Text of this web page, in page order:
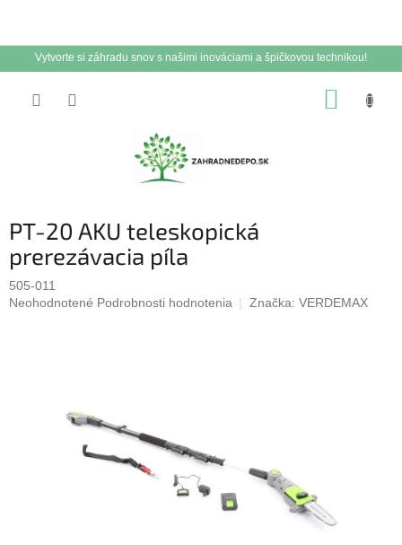
Vytvorte si záhradu snov s našimi inováciami a špičkovou technikou!
PT-20 AKU teleskopická
prerezávacia píla
505-011
Priemerné
hviezdičiek.
Neohodnotené Podrobnosti hodnotenia Značka: VERDEMAX